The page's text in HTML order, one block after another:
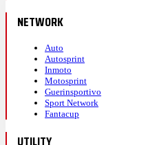
NETWORK
Auto
Autosprint
Inmoto
Motosprint
Guerinsportivo
Sport Network
Fantacup